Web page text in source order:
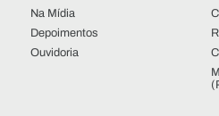
Na Mídia
Depoimentos
Ouvidoria